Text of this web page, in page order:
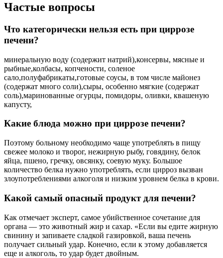
Частые вопросы
Что категорически нельзя есть при циррозе
печени?
минеральную воду (содержит натрий),консервы, мясные и
рыбные,колбасы, копчености, соленое
сало,полуфабрикаты,готовые соусы, в том числе майонез
(содержат много соли),сыры, особенно мягкие (содержат
соль),маринованные огурцы, помидоры, оливки, квашеную
капусту,
Какие блюда можно при циррозе печени?
Поэтому больному необходимо чаще употреблять в пищу
свежее молоко и творог, нежирную рыбу, говядину, белок
яйца, пшено, гречку, овсянку, соевую муку. Большое
количество белка нужно употреблять, если цирроз вызван
злоупотреблениями алкоголя и низким уровнем белка в крови.
Какой самый опасный продукт для печени?
Как отмечает эксперт, самое убийственное сочетание для
органа — это животный жир и сахар. «Если вы едите жирную
свинину и запиваете сладкой газировкой, ваша печень
получает сильный удар. Конечно, если к этому добавляется
еще и алкоголь, то удар будет двойным.